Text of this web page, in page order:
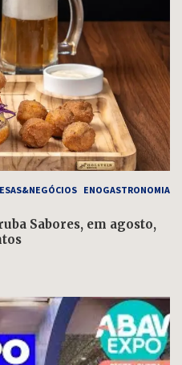
ENOGASTRONOMIA
Sabores, em agosto,